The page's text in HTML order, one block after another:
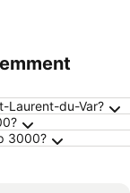
Laurent-du-Var?
3000?